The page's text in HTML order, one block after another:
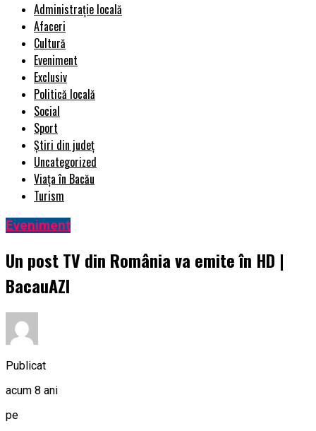
Administrație locală
Afaceri
Cultură
Eveniment
Exclusiv
Politică locală
Social
Sport
Știri din județ
Uncategorized
Viața în Bacău
Turism
Eveniment
Un post TV din România va emite în HD |
BacauAZI
Publicat
acum 8 ani
pe